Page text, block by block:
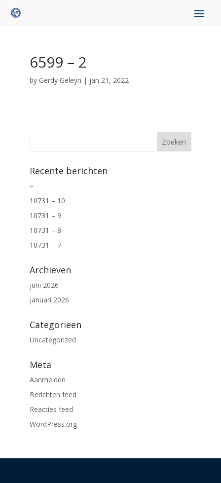
6599 – 2
by Gerdy Geleyn | jan 21, 2022
Recente berichten
–
10731 – 10
10731 – 9
10731 – 8
10731 – 7
Archieven
juni 2026
januari 2026
Categorieën
Uncategorized
Meta
Aanmelden
Berichten feed
Reacties feed
WordPress.org